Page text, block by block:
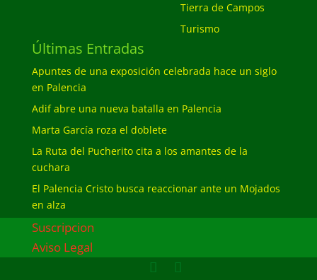
Tierra de Campos
Turismo
Últimas Entradas
Apuntes de una exposición celebrada hace un siglo
en Palencia
Adif abre una nueva batalla en Palencia
Marta García roza el doblete
La Ruta del Pucherito cita a los amantes de la
cuchara
El Palencia Cristo busca reaccionar ante un Mojados
en alza
Suscripcion
Aviso Legal